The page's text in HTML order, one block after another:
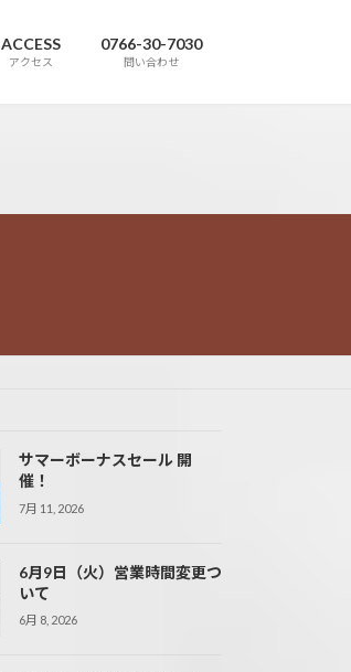
ACCESS
アクセス
0766-30-7030
問い合わせ
サマーボーナスセール 開
催！
7月 11, 2026
6月9日（火）営業時間変更つ
いて
6月 8, 2026